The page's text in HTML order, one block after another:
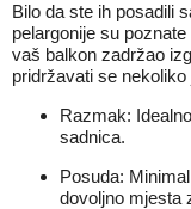
Bilo da ste ih posadili
pelargonije su
vaš balkon zadržao
pridržavati se
Razmak:
sadnica.
Posuda:
dovoljno mjesta